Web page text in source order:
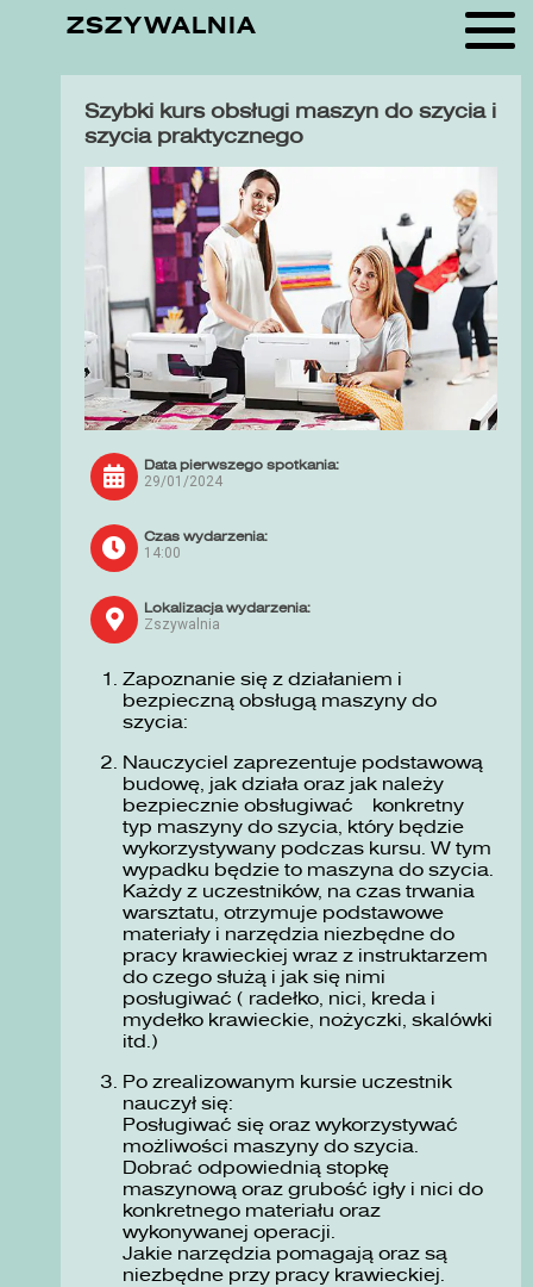
ZSZYWALNIA
Szybki kurs obsługi maszyn do szycia i
szycia praktycznego
Data pierwszego spotkania:
29/01/2024
Czas wydarzenia:
14:00
Lokalizacja wydarzenia:
Zszywalnia
Zapoznanie się z działaniem i
bezpieczną obsługą maszyny do
szycia:
Nauczyciel zaprezentuje podstawową
budowę, jak działa oraz jak należy
bezpiecznie obsługiwać konkretny
typ maszyny do szycia, który będzie
wykorzystywany podczas kursu. W tym
wypadku będzie to maszyna do szycia.
Każdy z uczestników, na czas trwania
warsztatu, otrzymuje podstawowe
materiały i narzędzia niezbędne do
pracy krawieckiej wraz z instruktarzem
do czego służą i jak się nimi
posługiwać ( radełko, nici, kreda i
mydełko krawieckie, nożyczki, skalówki
itd.)
Po zrealizowanym kursie uczestnik
nauczył się:
Posługiwać się oraz wykorzystywać
możliwości maszyny do szycia.
Dobrać odpowiednią stopkę
maszynową oraz grubość igły i nici do
konkretnego materiału oraz
wykonywanej operacji.
Jakie narzędzia pomagają oraz są
niezbędne przy pracy krawieckiej.